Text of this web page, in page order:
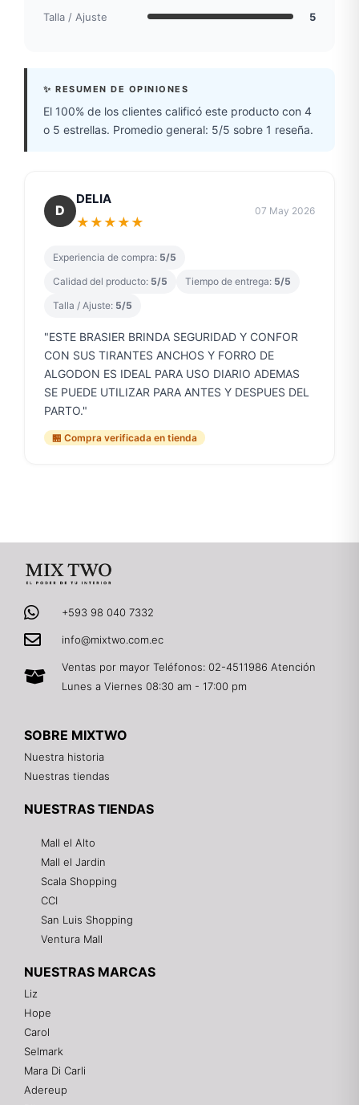
Talla / Ajuste
5
✨ RESUMEN DE OPINIONES
El 100% de los clientes calificó este producto con 4
o 5 estrellas. Promedio general: 5/5 sobre 1 reseña.
D
DELIA
★ ★ ★ ★ ★
07 May 2026
Experiencia de compra: 5/5
Calidad del producto: 5/5 Tiempo de entrega: 5/5
Talla / Ajuste: 5/5
"ESTE BRASIER BRINDA SEGURIDAD Y CONFOR
CON SUS TIRANTES ANCHOS Y FORRO DE
ALGODON ES IDEAL PARA USO DIARIO ADEMAS
SE PUEDE UTILIZAR PARA ANTES Y DESPUES DEL
PARTO."
🏪 Compra verificada en tienda
+593 98 040 7332
info@mixtwo.com.ec
Ventas por mayor Teléfonos: 02-4511986 Atención
Lunes a Viernes 08:30 am - 17:00 pm
SOBRE MIXTWO
Nuestra historia
Nuestras tiendas
NUESTRAS TIENDAS
Mall el Alto
Mall el Jardin
Scala Shopping
CCI
San Luis Shopping
Ventura Mall
NUESTRAS MARCAS
Liz
Hope
Carol
Selmark
Mara Di Carli
Adereup
¡Hola! 👋